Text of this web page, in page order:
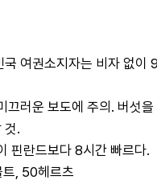
국 여권소지자는 비자 없이
끄러운 보도에 주의. 버섯
것.
핀란드보다 8시간 빠르다.
, 50헤르츠